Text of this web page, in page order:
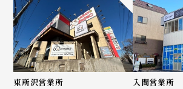
東所沢営業所 入間営業所